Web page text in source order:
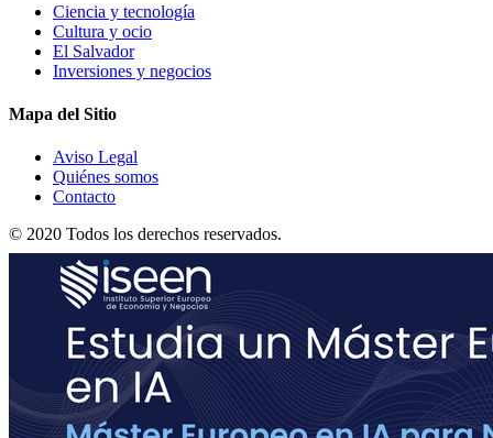
Ciencia y tecnología
Cultura y ocio
El Salvador
Inversiones y negocios
Mapa del Sitio
Aviso Legal
Quiénes somos
Contacto
© 2020 Todos los derechos reservados.